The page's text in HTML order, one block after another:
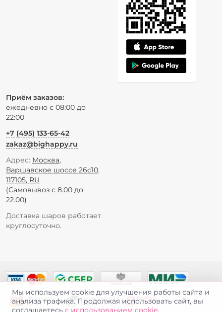
Приём заказов:
ежедневно с 08:00 до
22:00
+7 (495) 133-65-42
zakaz@bighappy.ru
Адрес: Москва,
Варшавское шоссе 26с10,
117105, RU
(Самовывоз с 8.00 до
22.00)
Доставка шаров работает
круглосуточно.
Мы используем cookie для улучшения работы сайта и
анализа трафика. Продолжая использовать сайт, вы
соглашаетесь с использованием cookie.